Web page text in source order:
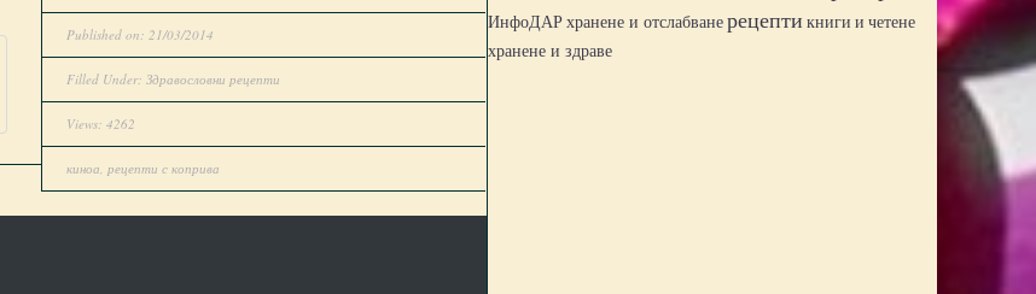
Published on: 21/03/2014
Filled Under: Здравословни рецепти
Views: 4262
киноа, рецепти с коприва
ИнфоДАРхранене и отслабванерецепти книги и четене
хранене и здраве